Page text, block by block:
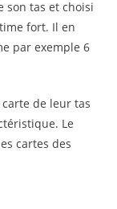
son tas et choisi
fort. Il en
par exemple 6
de leur tas
Le
cartes des